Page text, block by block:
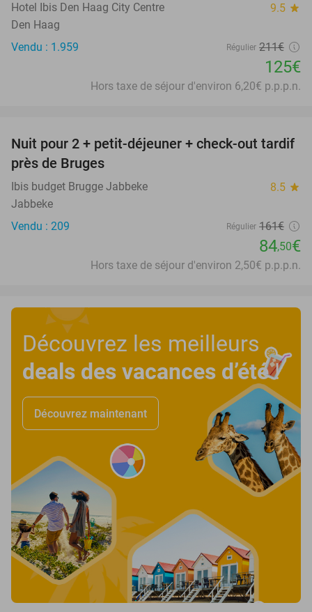
Hotel Ibis Den Haag City Centre 9.5 star
Den Haag
Vendu : 1.959
Régulier 211€
125€
Hors taxe de séjour d'environ 6,20€ p.p.p.n.
48%
Nuit pour 2 + petit-déjeuner + check-out tardif
près de Bruges
Ibis budget Brugge Jabbeke 8.5 star
Jabbeke
Vendu : 209
Régulier 161€
84,50€
Hors taxe de séjour d'environ 2,50€ p.p.p.n.
Découvrez les meilleurs
deals des vacances d’été!
Découvrez maintenant